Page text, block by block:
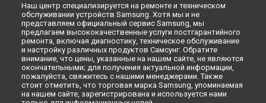
Наш центр специализируется на ремонте и техническом
обслуживании устройств Samsung. Хотя мы и не
представляем официальный сервис Samsung, мы
предлагаем высококачественные услуги постгарантийного
ремонта, включая диагностику, техническое обслуживание
и настройку различных продуктов Самсунг. Обратите
внимание, что цены, указанные на нашем сайте, не являются
окончательными; для получения актуальной информации,
пожалуйста, свяжитесь с нашими менеджерами. Также
стоит отметить, что торговая марка Samsung, упоминаемая
на нашем сайте, зарегистрирована и используется нами